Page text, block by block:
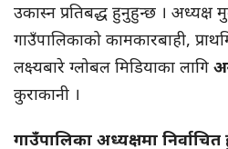
उकास्न प्रतिबद्ध हुनुहुन्छ । अध्यक्ष
गाउँपालिकाको कामकारबाही,
लक्ष्यबारे ग्लोबल मिडियाका लागि
कुराकानी ।
गाउँपालिका अध्यक्षमा